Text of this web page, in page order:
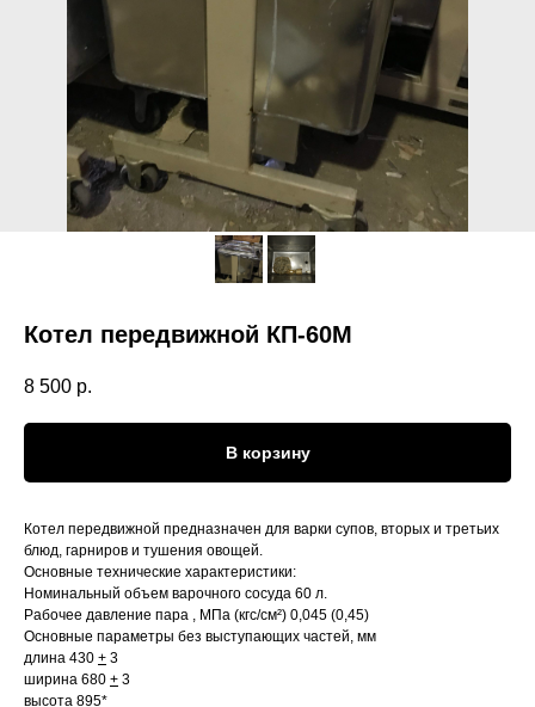
Котел передвижной КП-60М
8 500 р.
В корзину
Котел передвижной предназначен для варки супов, вторых и третьих
блюд, гарниров и тушения овощей.
Основные технические характеристики:
Номинальный объем варочного сосуда 60 л.
Рабочее давление пара , МПа (кгс/см²) 0,045 (0,45)
Основные параметры без выступающих частей, мм
длина 430 + 3
ширина 680 + 3
высота 895*